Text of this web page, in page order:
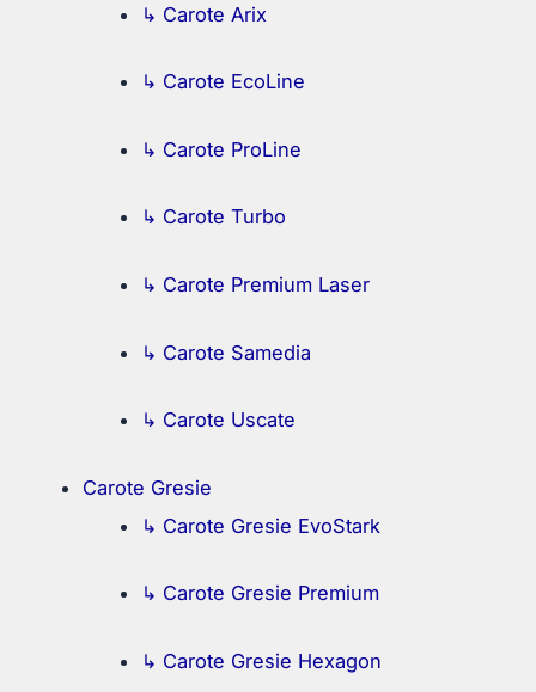
↳ Carote Arix
↳ Carote EcoLine
↳ Carote ProLine
↳ Carote Turbo
↳ Carote Premium Laser
↳ Carote Samedia
↳ Carote Uscate
Carote Gresie
↳ Carote Gresie EvoStark
↳ Carote Gresie Premium
↳ Carote Gresie Hexagon